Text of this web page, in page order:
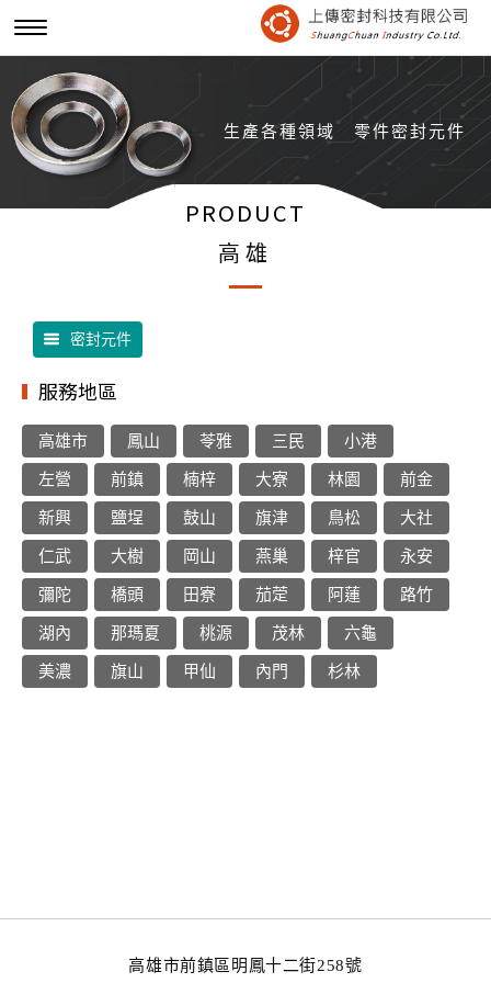
生產各種領域 零件密封元件
PRODUCT
高雄
密封元件
服務地區
高雄市 鳳山 苓雅 三民 小港
左營 前鎮 楠梓 大寮 林園 前金
新興 鹽埕 鼓山 旗津 鳥松 大社
仁武 大樹 岡山 燕巢 梓官 永安
彌陀 橋頭 田寮 茄萣 阿蓮 路竹
湖內 那瑪夏 桃源 茂林 六龜
美濃 旗山 甲仙 內門 杉林
高雄市前鎮區明鳳十二街258號